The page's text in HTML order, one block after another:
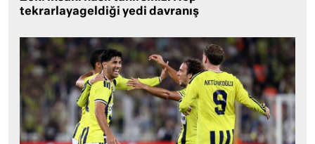
tekrarlayageldiği yedi davranış